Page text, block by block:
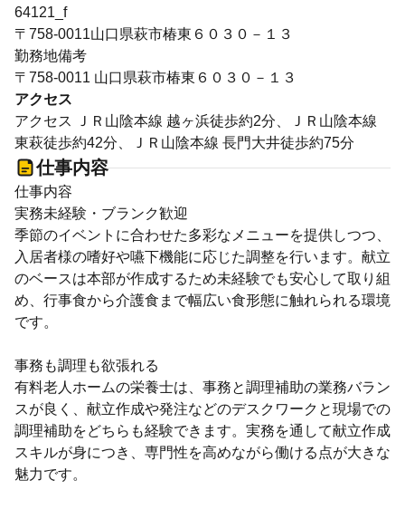
64121_f
〒758-0011山口県萩市椿東６０３０－１３
勤務地備考
〒758-0011 山口県萩市椿東６０３０－１３
アクセス
アクセス ＪＲ山陰本線 越ヶ浜徒歩約2分、ＪＲ山陰本線
東萩徒歩約42分、ＪＲ山陰本線 長門大井徒歩約75分
仕事内容
仕事内容
実務未経験・ブランク歓迎
季節のイベントに合わせた多彩なメニューを提供しつつ、
入居者様の嗜好や嚥下機能に応じた調整を行います。献立
のベースは本部が作成するため未経験でも安心して取り組
め、行事食から介護食まで幅広い食形態に触れられる環境
です。
事務も調理も欲張れる
有料老人ホームの栄養士は、事務と調理補助の業務バラン
スが良く、献立作成や発注などのデスクワークと現場での
調理補助をどちらも経験できます。実務を通して献立作成
スキルが身につき、専門性を高めながら働ける点が大きな
魅力です。